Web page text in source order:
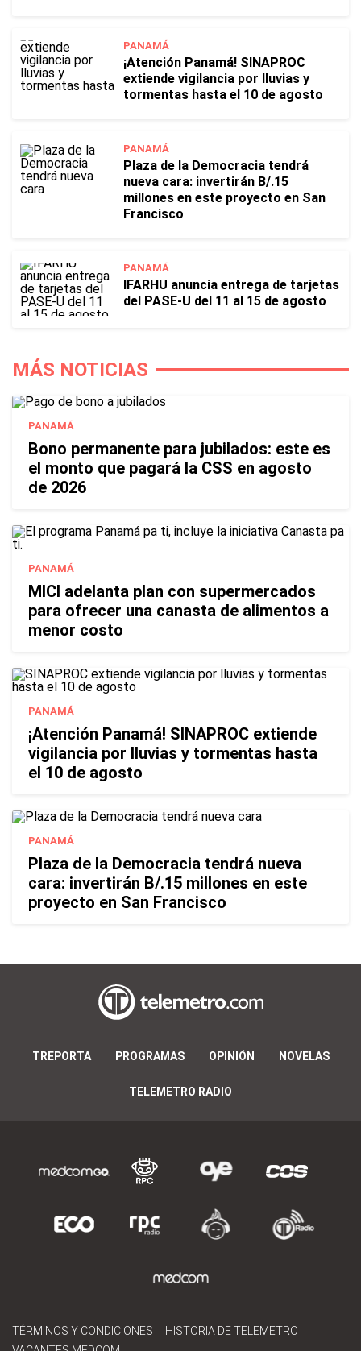
PANAMÁ
¡Atención Panamá! SINAPROC
extiende vigilancia por lluvias y
tormentas hasta el 10 de agosto
PANAMÁ
Plaza de la Democracia tendrá
nueva cara: invertirán B/.15
millones en este proyecto en San
Francisco
PANAMÁ
IFARHU anuncia entrega de tarjetas
del PASE-U del 11 al 15 de agosto
MÁS NOTICIAS
PANAMÁ
Bono permanente para jubilados: este es
el monto que pagará la CSS en agosto
de 2026
PANAMÁ
MICI adelanta plan con supermercados
para ofrecer una canasta de alimentos a
menor costo
PANAMÁ
¡Atención Panamá! SINAPROC extiende
vigilancia por lluvias y tormentas hasta
el 10 de agosto
PANAMÁ
Plaza de la Democracia tendrá nueva
cara: invertirán B/.15 millones en este
proyecto en San Francisco
TREPORTA PROGRAMAS OPINIÓN NOVELAS
TELEMETRO RADIO
TÉRMINOS Y CONDICIONES
HISTORIA DE TELEMETRO